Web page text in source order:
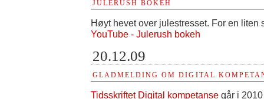
JULERUSH BOKEH
Høyt hevet over julestresset. For en liten
YouTube - Julerush bokeh
20.12.09
GLADMELDING OM DIGITAL
Tidsskriftet Digital kompetanse går i